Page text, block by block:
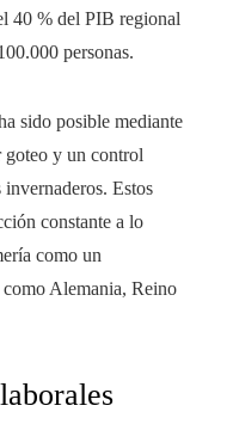
40 % del PIB regional
personas.
sido posible mediante
goteo y un control
Estos
constante a lo
como un
como Alemania, Reino